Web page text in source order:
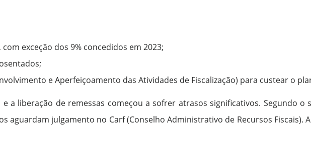
exceção dos 9% concedidos em 2023;
e Aperfeiçoamento das Atividades de Fiscalização) para custear o
a liberação de remessas começou a sofrer atrasos significativos. Segundo o
aguardam julgamento no Carf (Conselho Administrativo de Recursos Fiscais).